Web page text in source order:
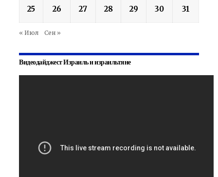
25 26 27 28 29 30 31
« Июл Сен »
Видеодайджест Израиль и израильтяне